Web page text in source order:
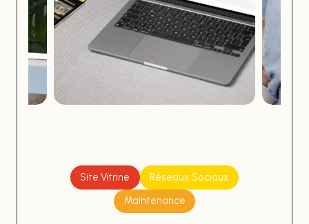
Site Vitrine
Réseaux Sociaux
Maintenance